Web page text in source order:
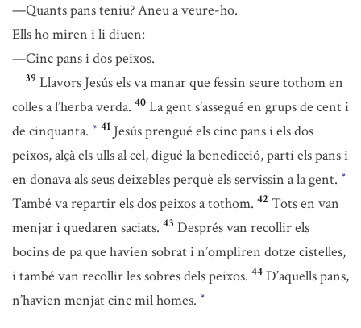
—Quants pans teniu? Aneu a veure-ho.
Ells ho miren i li diuen:
—Cinc pans i dos peixos.
39 Llavors Jesús els va manar que fessin seure tothom en
colles a l’herba verda. 40 La gent s’assegué en grups de cent i
de cinquanta. * 41 Jesús prengué els cinc pans i els dos
peixos, alçà els ulls al cel, digué la benedicció, partí els pans i
en donava als seus deixebles perquè els servissin a la gent. *
També va repartir els dos peixos a tothom. 42 Tots en van
menjar i quedaren saciats. 43 Després van recollir els
bocins de pa que havien sobrat i n’ompliren dotze cistelles,
i també van recollir les sobres dels peixos. 44 D’aquells pans,
n’havien menjat cinc mil homes. *